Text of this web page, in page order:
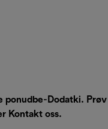
ponudbe-Dodatki. Prøv
Kontakt oss.